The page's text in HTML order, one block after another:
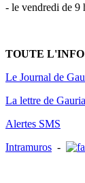
- le vendredi de 9
TOUTE L'INFO
Le Journal de
La lettre de
Alertes SMS
Intramuros -